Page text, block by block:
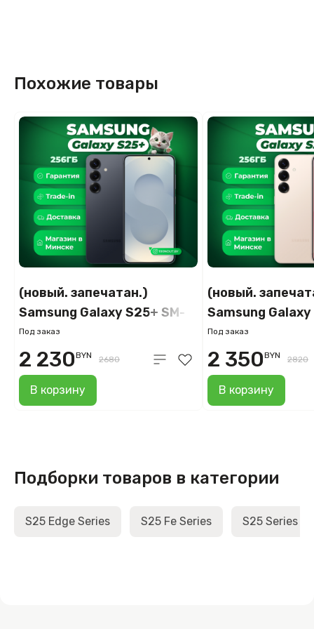
Похожие товары
(новый. запечатан.)
Samsung Galaxy S25+ SM-
S936B 12GB/256GB (сине-
черный)
Под заказ
В корзину
2 230BYN 2680
(новый.
Samsung Galaxy
S936B 12GB/
(розовое
Под заказ
В корзину
2 350BYN 2820
Подборки товаров в категории
S25 Edge Series S25 Fe Series S25 Series